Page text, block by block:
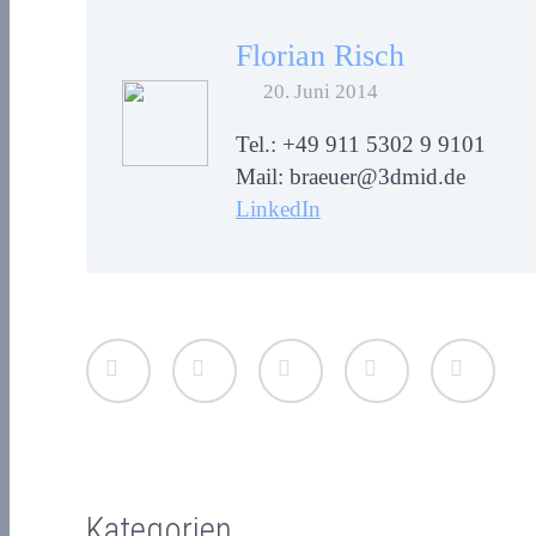
Florian Risch
20. Juni 2014
Tel.: +49 911 5302 9 9101
Mail: braeuer@3dmid.de
LinkedIn